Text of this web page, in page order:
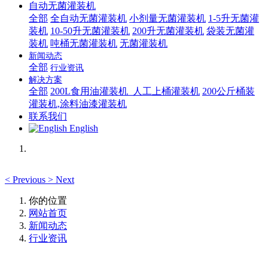
自动无菌灌装机
全部 全自动无菌灌装机 小剂量无菌灌装机 1-5升无菌灌
装机 10-50升无菌灌装机 200升无菌灌装机 袋装无菌灌
装机 吨桶无菌灌装机 无菌灌装机
新闻动态
全部 行业资讯
解决方案
全部 200L食用油灌装机_人工上桶灌装机 200公斤桶装
灌装机,涂料油漆灌装机
联系我们
English
< Previous > Next
你的位置
网站首页
新闻动态
行业资讯